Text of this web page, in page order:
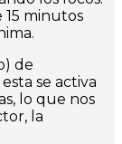
15 minutos
de
se activa
lo que nos
la